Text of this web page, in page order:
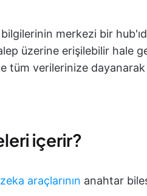
merkezi bir
üzerine erişilebilir hale
tüm verilerinize dayanarak
içerir?
araçlarının anahtar